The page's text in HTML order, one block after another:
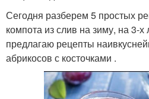
Сегодня разберем 5 простых
компота из слив на зиму, на 3-
предлагаю рецепты
абрикосов с косточками .